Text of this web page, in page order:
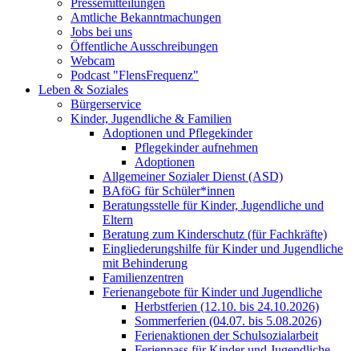
Pressemitteilungen
Amtliche Bekanntmachungen
Jobs bei uns
Öffentliche Ausschreibungen
Webcam
Podcast "FlensFrequenz"
Leben & Soziales
Bürgerservice
Kinder, Jugendliche & Familien
Adoptionen und Pflegekinder
Pflegekinder aufnehmen
Adoptionen
Allgemeiner Sozialer Dienst (ASD)
BAföG für Schüler*innen
Beratungsstelle für Kinder, Jugendliche und
Eltern
Beratung zum Kinderschutz (für Fachkräfte)
Eingliederungshilfe für Kinder und Jugendliche
mit Behinderung
Familienzentren
Ferienangebote für Kinder und Jugendliche
Herbstferien (12.10. bis 24.10.2026)
Sommerferien (04.07. bis 5.08.2026)
Ferienaktionen der Schulsozialarbeit